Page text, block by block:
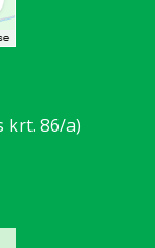
krt. 86/a)